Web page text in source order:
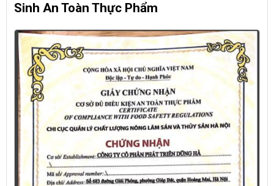
Sinh An Toàn Thực Phẩm